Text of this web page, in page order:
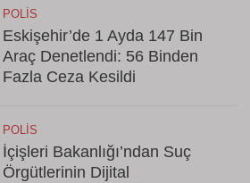
POLIS
Eskişehir’de 1 Ayda 147 Bin
Araç Denetlendi: 56 Binden
Fazla Ceza Kesildi
POLIS
İçişleri Bakanlığı’ndan Suç
Örgütlerinin Dijital